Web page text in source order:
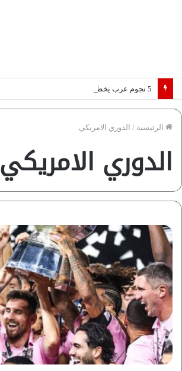
الرئيسية / الدوري الامريكي
الدوري الامريكي